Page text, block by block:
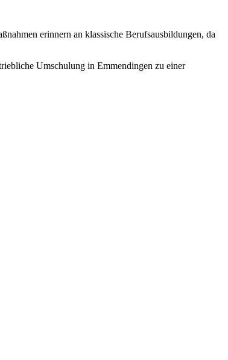
erinnern an klassische Berufsausbildungen, da
Umschulung in Emmendingen zu einer